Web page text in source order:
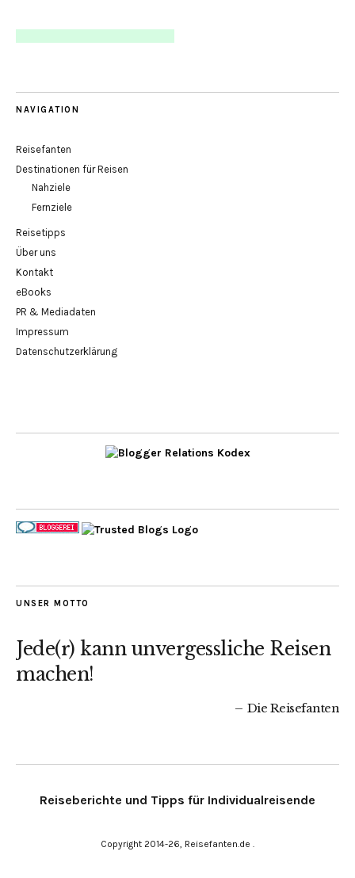
NAVIGATION
Reisefanten
Destinationen für Reisen
Nahziele
Fernziele
Reisetipps
Über uns
Kontakt
eBooks
PR & Mediadaten
Impressum
Datenschutzerklärung
UNSER MOTTO
Jede(r) kann unvergessliche Reisen
machen!
Die Reisefanten
Reiseberichte und Tipps für Individualreisende
Copyright 2014-26, Reisefanten.de